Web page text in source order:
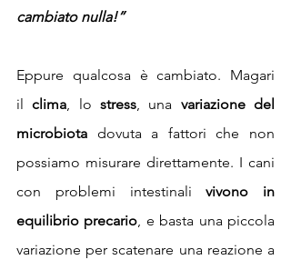
cambiato nulla!”
Eppure qualcosa è cambiato. Magari
il clima, lo stress, una variazione del
microbiota dovuta a fattori che non
possiamo misurare direttamente. I cani
con problemi intestinali vivono in
equilibrio precario, e basta una piccola
variazione per scatenare una reazione a